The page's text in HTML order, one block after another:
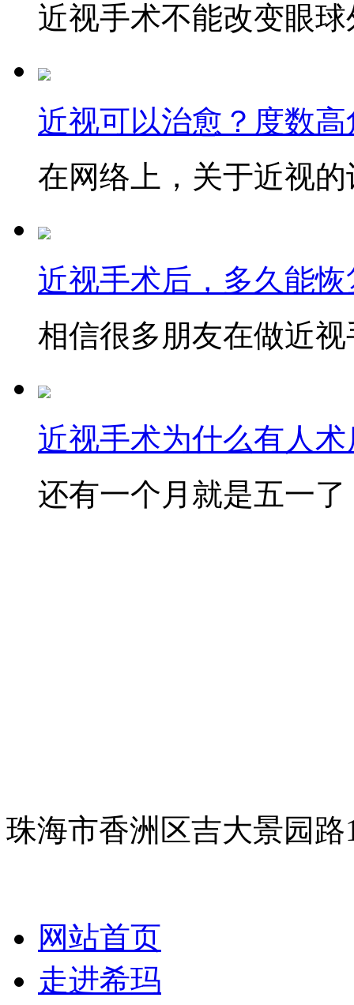
近视手术不能改变眼
近视可以治愈？度数
在网络上，关于近视
近视手术后，多久能
相信很多朋友在做近
近视手术为什么有人
还有一个月就是五一
珠海市香洲区吉大景园
网站首页
走进希玛